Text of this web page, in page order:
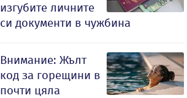
изгубите личните
си документи в чужбина
Внимание: Жълт
код за горещини в
почти цяла